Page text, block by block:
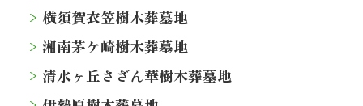
横須賀衣笠樹木葬墓地
湘南茅ケ崎樹木葬墓地
清水ヶ丘さざん華樹木葬墓地